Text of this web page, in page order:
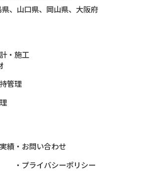
県、山口県、岡山県、大阪府
・施工
管理
績
お問い合わせ
プライバシーポリシー